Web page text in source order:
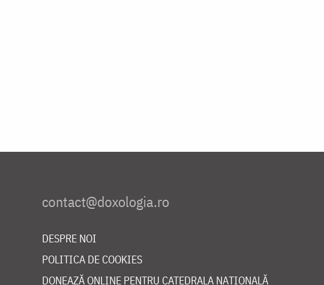
DESPRE NOI
POLITICA DE COOKIES
DONEAZĂ ONLINE PENTRU CATEDRALA NAȚIONALĂ